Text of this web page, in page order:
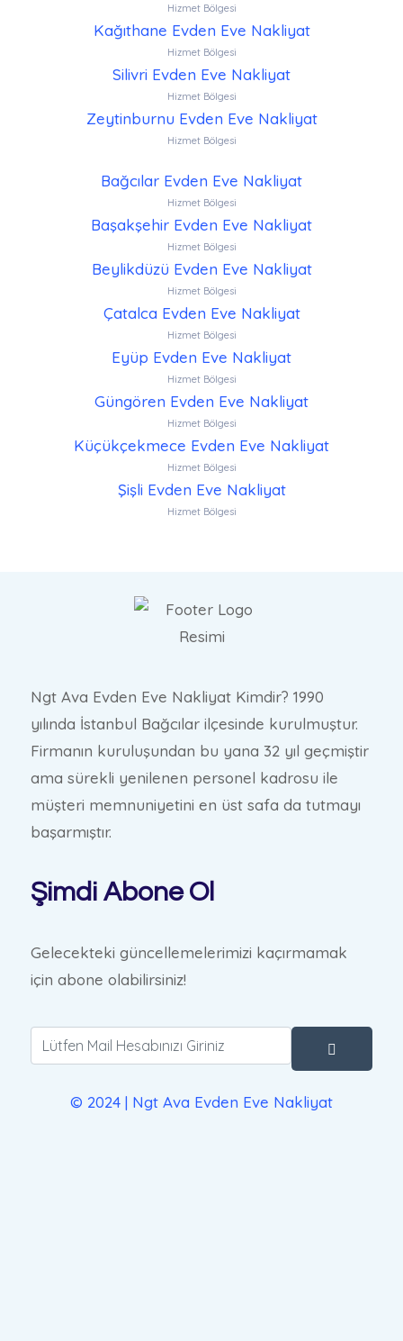
Hizmet Bölgesi
Kağıthane Evden Eve Nakliyat
Hizmet Bölgesi
Silivri Evden Eve Nakliyat
Hizmet Bölgesi
Zeytinburnu Evden Eve Nakliyat
Hizmet Bölgesi
Bağcılar Evden Eve Nakliyat
Hizmet Bölgesi
Başakşehir Evden Eve Nakliyat
Hizmet Bölgesi
Beylikdüzü Evden Eve Nakliyat
Hizmet Bölgesi
Çatalca Evden Eve Nakliyat
Hizmet Bölgesi
Eyüp Evden Eve Nakliyat
Hizmet Bölgesi
Güngören Evden Eve Nakliyat
Hizmet Bölgesi
Küçükçekmece Evden Eve Nakliyat
Hizmet Bölgesi
Şişli Evden Eve Nakliyat
Hizmet Bölgesi
Ngt Ava Evden Eve Nakliyat Kimdir? 1990
yılında İstanbul Bağcılar ilçesinde kurulmuştur.
Firmanın kuruluşundan bu yana 32 yıl geçmiştir
ama sürekli yenilenen personel kadrosu ile
müşteri memnuniyetini en üst safa da tutmayı
başarmıştır.
Şimdi Abone Ol
Gelecekteki güncellemelerimizi kaçırmamak
için abone olabilirsiniz!
© 2024 | Ngt Ava Evden Eve Nakliyat